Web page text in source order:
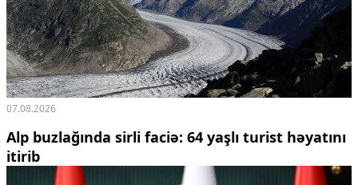
07.08.2026
Alp buzlağında sirli faciə: 64 yaşlı turist həyatını
itirib